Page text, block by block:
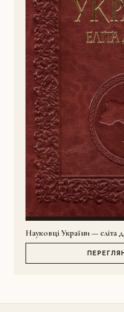
Науковці України — еліта